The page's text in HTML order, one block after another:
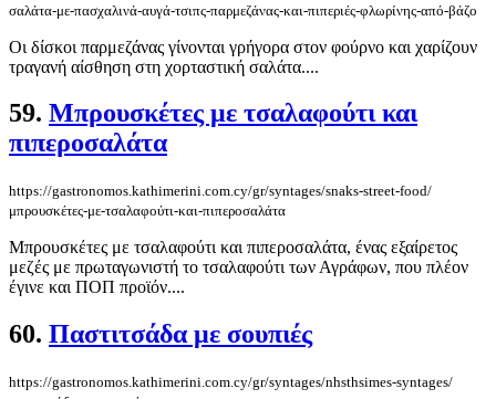
σαλάτα-με-πασχαλινά-αυγά-τσιπς-παρμεζάνας-και-πιπεριές-φλωρίνης-από-βάζο
Οι δίσκοι παρμεζάνας γίνονται γρήγορα στον φούρνο και χαρίζουν
τραγανή αίσθηση στη χορταστική σαλάτα....
59. Μπρουσκέτες με τσαλαφούτι και
πιπεροσαλάτα
https://gastronomos.kathimerini.com.cy/gr/syntages/snaks-street-food/
μπρουσκέτες-με-τσαλαφούτι-και-πιπεροσαλάτα
Μπρουσκέτες με τσαλαφούτι και πιπεροσαλάτα, ένας εξαίρετος
μεζές με πρωταγωνιστή το τσαλαφούτι των Αγράφων, που πλέον
έγινε και ΠΟΠ προϊόν....
60. Παστιτσάδα με σουπιές
https://gastronomos.kathimerini.com.cy/gr/syntages/nhsthsimes-syntages/